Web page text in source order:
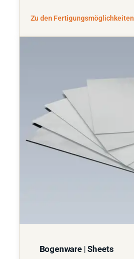
Zu den Fertigungsmöglichkeiten
Bogenware | Sheets